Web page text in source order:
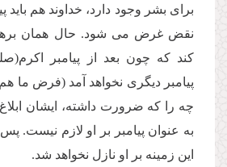
براى بشر وجود دارد، خداوند هم باید
نقض غرض مى شود. حال همان
كند كه چون بعد از پیامبر
پیامبر دیگرى نخواهد آمد (فرض ما
چه را كه ضرورت داشته، ایشان
به عنوان پیامبر بر او لازم نیست.
این زمینه بر او نازل نخواهد شد.